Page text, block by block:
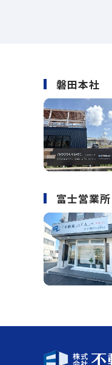
磐田本社
富士営業所